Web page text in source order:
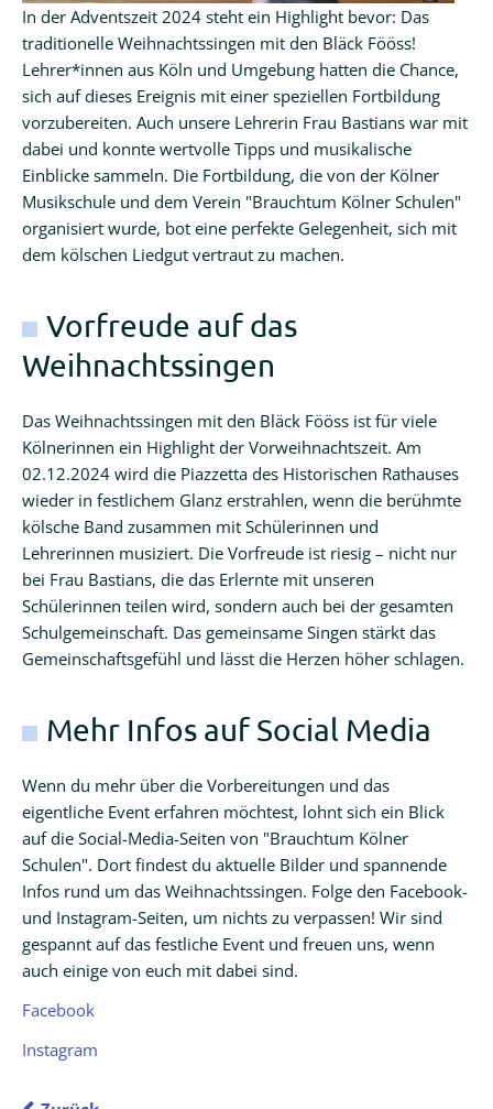
In der Adventszeit 2024 steht ein Highlight bevor: Das
traditionelle Weihnachtssingen mit den Bläck Fööss!
Lehrer*innen aus Köln und Umgebung hatten die Chance,
sich auf dieses Ereignis mit einer speziellen Fortbildung
vorzubereiten. Auch unsere Lehrerin Frau Bastians war mit
dabei und konnte wertvolle Tipps und musikalische
Einblicke sammeln. Die Fortbildung, die von der Kölner
Musikschule und dem Verein "Brauchtum Kölner Schulen"
organisiert wurde, bot eine perfekte Gelegenheit, sich mit
dem kölschen Liedgut vertraut zu machen.
Vorfreude auf das
Weihnachtssingen
Das Weihnachtssingen mit den Bläck Fööss ist für viele
Kölnerinnen ein Highlight der Vorweihnachtszeit. Am
02.12.2024 wird die Piazzetta des Historischen Rathauses
wieder in festlichem Glanz erstrahlen, wenn die berühmte
kölsche Band zusammen mit Schülerinnen und
Lehrerinnen musiziert. Die Vorfreude ist riesig – nicht nur
bei Frau Bastians, die das Erlernte mit unseren
Schülerinnen teilen wird, sondern auch bei der gesamten
Schulgemeinschaft. Das gemeinsame Singen stärkt das
Gemeinschaftsgefühl und lässt die Herzen höher schlagen.
Mehr Infos auf Social Media
Wenn du mehr über die Vorbereitungen und das
eigentliche Event erfahren möchtest, lohnt sich ein Blick
auf die Social-Media-Seiten von "Brauchtum Kölner
Schulen". Dort findest du aktuelle Bilder und spannende
Infos rund um das Weihnachtssingen. Folge den Facebook-
und Instagram-Seiten, um nichts zu verpassen! Wir sind
gespannt auf das festliche Event und freuen uns, wenn
auch einige von euch mit dabei sind.
Facebook
Instagram